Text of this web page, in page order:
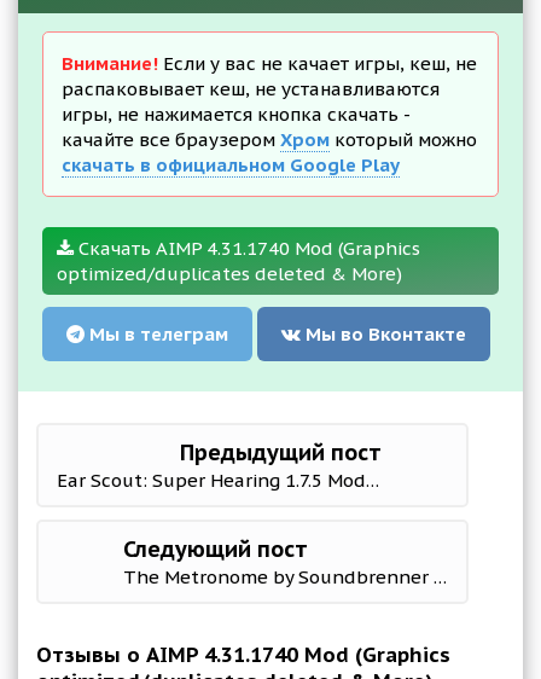
Внимание! Если у вас не качает игры, кеш, не
распаковывает кеш, не устанавливаются
игры, не нажимается кнопка скачать -
качайте все браузером Хром который можно
скачать в официальном Google Play
Скачать AIMP 4.31.1740 Mod (Graphics
optimized/duplicates deleted & More)
Мы в телеграм Мы во Вконтакте
Предыдущий пост
Ear Scout: Super Hearing 1.7.5 Mod (Premium)
Следующий пост
The Metronome by Soundbrenner 1.33.0 Mod (Premium)
Отзывы о AIMP 4.31.1740 Mod (Graphics